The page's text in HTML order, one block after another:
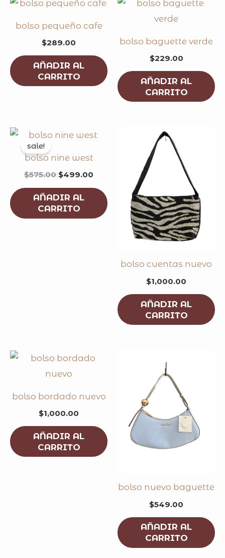
bolso pequeño cafe
$289.00
AÑADIR AL
CARRITO
bolso baguette verde
$229.00
AÑADIR AL
CARRITO
sale!
bolso nine west
$575.00
original
$575.00.
$499.00
current
AÑADIR AL
CARRITO
bolso cuentas nuevo
$1,000.00
AÑADIR AL
CARRITO
bolso bordado nuevo
$1,000.00
AÑADIR AL
CARRITO
bolso nuevo baguette
$549.00
AÑADIR AL
CARRITO